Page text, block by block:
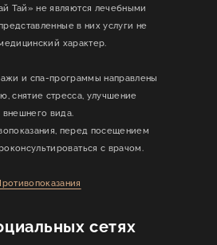
сетях
Тай» не являются лечебными
в них услуги не
характер.
и спа-программы направлены
снятие стресса, улучшение
внешнего вида.
перед посещением
с врачом.